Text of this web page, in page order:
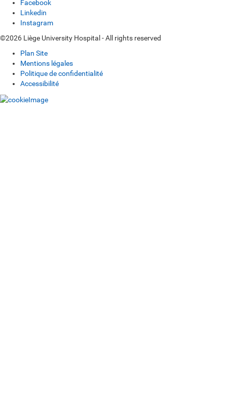
Facebook
Linkedin
Instagram
©2026 Liège University Hospital - All rights reserved
Plan Site
Mentions légales
Politique de confidentialité
Accessibilité